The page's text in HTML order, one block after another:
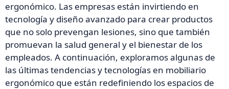
ergonómico. Las empresas están invirtiendo en
tecnología y diseño avanzado para crear productos
que no solo prevengan lesiones, sino que también
promuevan la salud general y el bienestar de los
empleados. A continuación, exploramos algunas de
las últimas tendencias y tecnologías en mobiliario
ergonómico que están redefiniendo los espacios de